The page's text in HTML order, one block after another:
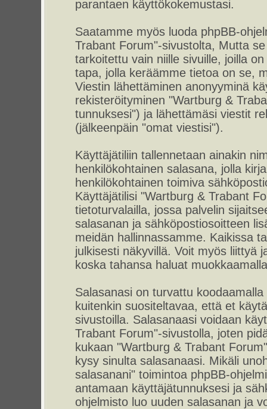
parantaen käyttökokemustasi.
Saatamme myös luoda phpBB-
Trabant Forum"-sivustolta, Mutta
tarkoitettu vain niille sivuille, joilla
tapa, jolla keräämme tietoa on se,
Viestin lähettäminen anonyyminä
rekisteröityminen "Wartburg &
tunnuksesi") ja lähettämäsi viestit
(jälkeenpäin "omat viestisi").
Käyttäjätiliin tallennetaan ainakin
henkilökohtainen salasana, jolla
henkilökohtainen toimiva
Käyttäjätilisi "Wartburg & Trabant
tietoturvalailla, jossa palvelin
salasanan ja sähköpostiosoitteen
meidän hallinnassamme. Kaikissa
julkisesti näkyvillä. Voit myös liittyä
koska tahansa haluat
Salasanasi on turvattu
kuitenkin suositeltavaa, että et
sivustoilla. Salasanaasi voidaan
Trabant Forum"-sivustolla, joten
kukaan "Wartburg & Trabant
kysy sinulta salasanaasi. Mikäli
salasanani" toimintoa phpBB-
antamaan käyttäjätunnuksesi ja
ohjelmisto luo uuden salasanan ja